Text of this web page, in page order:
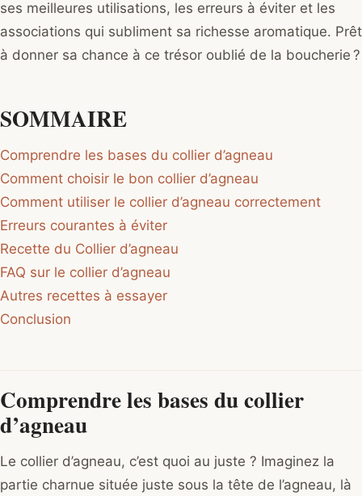
ses meilleures utilisations, les erreurs à éviter et les
associations qui subliment sa richesse aromatique. Prêt
à donner sa chance à ce trésor oublié de la boucherie ?
SOMMAIRE
Comprendre les bases du collier d’agneau
Comment choisir le bon collier d’agneau
Comment utiliser le collier d’agneau correctement
Erreurs courantes à éviter
Recette du Collier d’agneau
FAQ sur le collier d’agneau
Autres recettes à essayer
Conclusion
Comprendre les bases du collier
d’agneau
Le collier d’agneau, c’est quoi au juste ? Imaginez la
partie charnue située juste sous la tête de l’agneau, là